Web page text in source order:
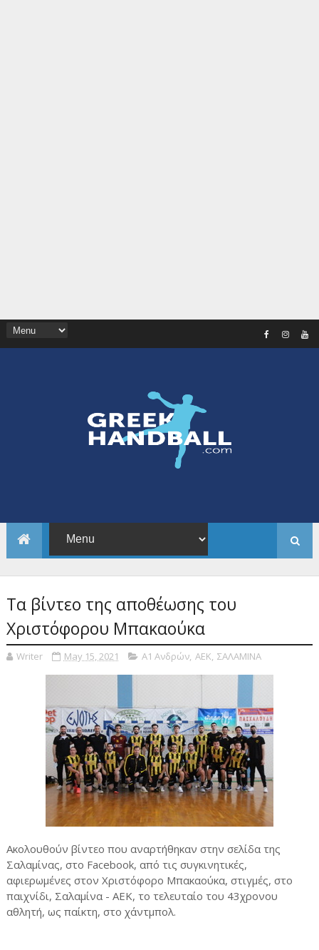
Τα βίντεο της αποθέωσης του
Χριστόφορου Μπακαούκα
Writer May 15, 2021 Α1 Ανδρών, ΑΕΚ, ΣΑΛΑΜΙΝΑ
Ακολουθούν βίντεο που αναρτήθηκαν στην σελίδα της
Σαλαμίνας, στο Facebook, από τις συγκινητικές,
αφιερωμένες στον Χριστόφορο Μπακαούκα, στιγμές, στο
παιχνίδι, Σαλαμίνα - ΑΕΚ, το τελευταίο του 43χρονου
αθλητή, ως παίκτη, στο χάντμπολ.